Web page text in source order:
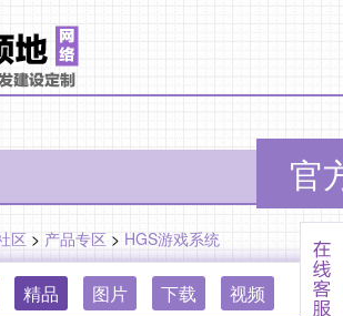
官
区 > 产品专区 > HGS游戏系统
精品 图片 下载 视频